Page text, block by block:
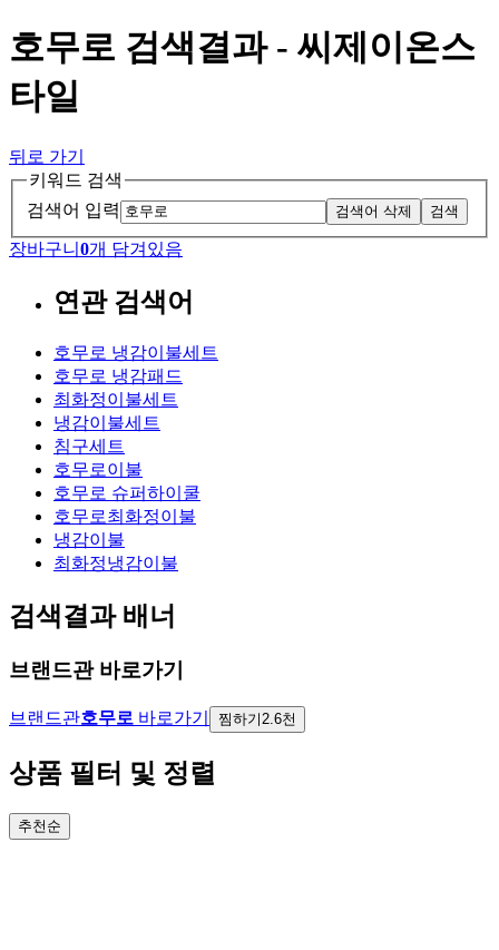
호무로 검색결과 - 씨제이온스
타일
뒤로 가기
키워드 검색
검색어 입력
검색어 삭제 검색
장바구니 0개 담겨있음
연관 검색어
호무로 냉감이불세트
호무로 냉감패드
최화정이불세트
냉감이불세트
침구세트
호무로이불
호무로 슈퍼하이쿨
호무로최화정이불
냉감이불
최화정냉감이불
검색결과 배너
브랜드관 바로가기
브랜드관호무로 바로가기 찜하기 2.6천
상품 필터 및 정렬
추천순